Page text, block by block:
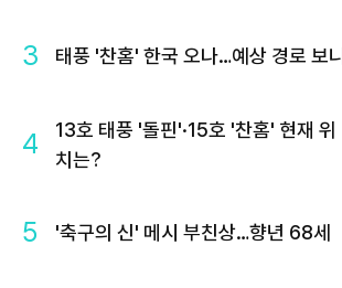
3 태풍 '찬홈' 한국 오나…예상 경로 보니
4
13호 태풍 '돌핀'·15호 '찬홈' 현재 위
치는?
5 '축구의 신' 메시 부친상…향년 68세